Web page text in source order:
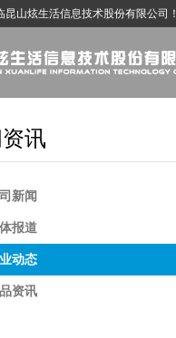
昆山炫生活信息技术股份有限公司！
讯
新闻
报道
动态
资讯